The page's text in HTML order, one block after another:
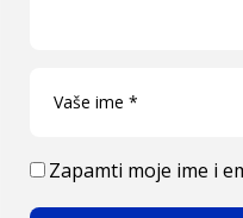
Zapamti moje ime i